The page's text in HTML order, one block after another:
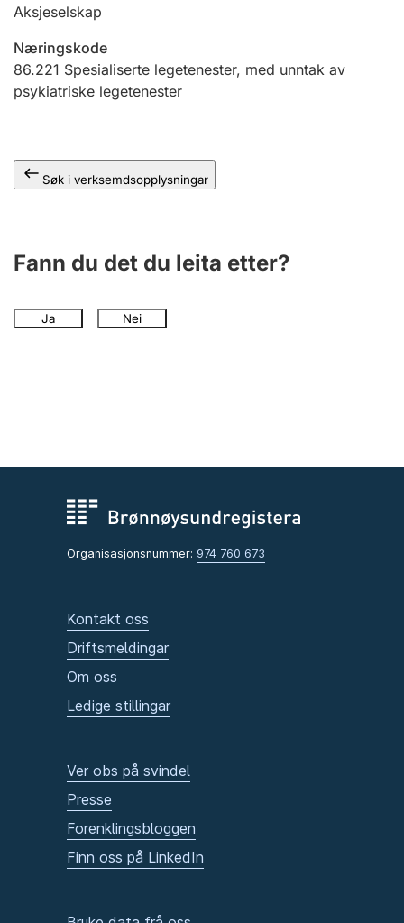
Andre tema
Aksjeselskap
Næringskode
86.221 Spesialiserte legetenester, med unntak av
psykiatriske legetenester
Søk i verksemdsopplysningar
Fann du det du leita etter?
Ja Nei
Organisasjonsnummer: 974 760 673
Kontakt oss
Driftsmeldingar
Om oss
Ledige stillingar
Ver obs på svindel
Presse
Forenklingsbloggen
Finn oss på LinkedIn